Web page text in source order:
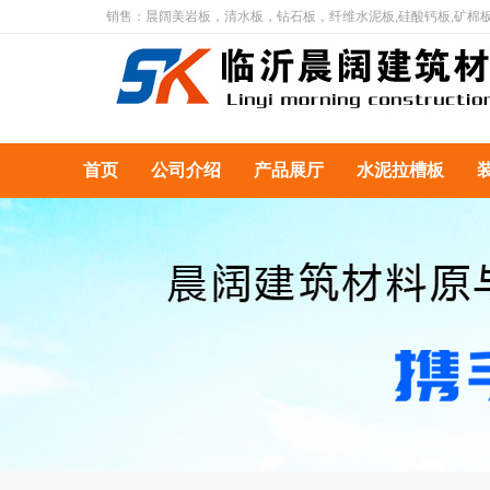
销售：晨阔美岩板，清水板，钻石板，纤维水泥板,硅酸钙板,矿棉
首页 公司介绍 产品展厅 水泥拉槽板